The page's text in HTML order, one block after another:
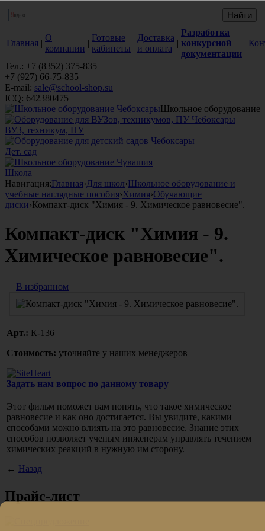
Главная |
О
компании
|
Готовые
кабинеты
|
Доставка
и оплата
|
Разработка
конкурсной
документации
|
Тел.: +7 (8352) 375-835
+7 (927) 66-75-835
E-mail: sale@school-shop.su
ICQ: 642380475
Школьное оборудование
ВУЗ, техникум, ПУ
Дет. сад
Школа
Навигация:Главная›Для школ›Школьное оборудование и
учебные наглядные пособия›Химия›Обучающие
диски›Компакт-диск "Химия - 9. Химическое равновесие".
Компакт-диск "Химия - 9.
Химическое равновесие".
В избранном
Арт.: К-136
Стоимость: уточняйте у наших менеджеров
Задать нам вопрос по данному товару
Этот фильм поможет вам понять, что такое химическое
равновесие и как оно достигается. Вы увидите, какими
способами можно влиять на это равновесие. Знание этих
способов позволяет ученым инженерам управлять течением
химических реакций в нужную им сторону.
← Назад
Прайс-лист